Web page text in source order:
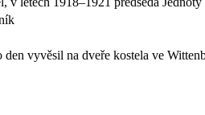
vyvěsil na dveře kostela ve